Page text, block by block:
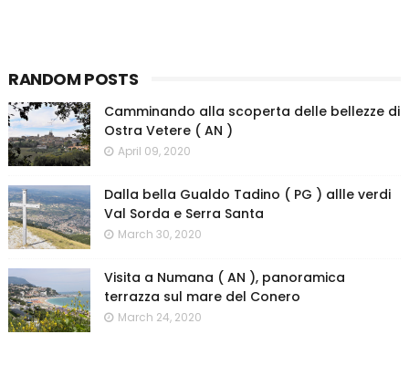
RANDOM POSTS
Camminando alla scoperta delle bellezze di
Ostra Vetere ( AN )
April 09, 2020
Dalla bella Gualdo Tadino ( PG ) allle verdi
Val Sorda e Serra Santa
March 30, 2020
Visita a Numana ( AN ), panoramica
terrazza sul mare del Conero
March 24, 2020